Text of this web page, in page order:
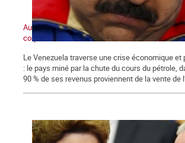
Au cœur du marasme, un pôle anticapitaliste de
corps
Le Venezuela traverse une crise économique et
: le pays miné par la chute du cours du pétrole,
90 % de ses revenus proviennent de la vente de